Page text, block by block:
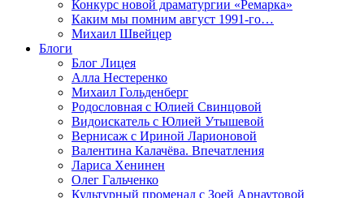
Конкурс новой драматургии «Ремарка»
Каким мы помним август 1991-го…
Михаил Швейцер
Блоги
Блог Лицея
Алла Нестеренко
Михаил Гольденберг
Родословная с Юлией Свинцовой
Видоискатель с Юлией Утышевой
Вернисаж с Ириной Ларионовой
Валентина Калачёва. Впечатления
Лариса Хенинен
Олег Гальченко
Культурный променад с Зоей Арнаутовой